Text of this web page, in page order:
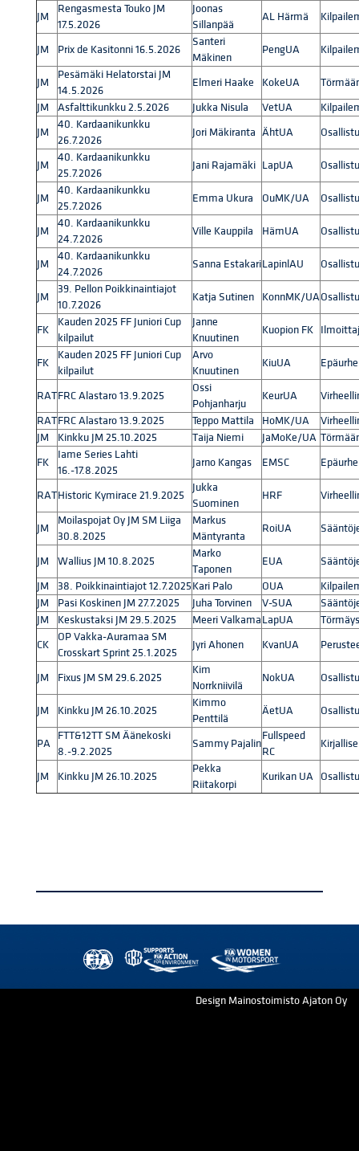
JM
Rengasmesta Touko JM
17.5.2026
Joonas
Sillanpää
AL Härmä
JM Prix de Kasitonni 16.5.2026
Santeri
Mäkinen
PengUA
JM
Pesämäki Helatorstai JM
14.5.2026
Elmeri Haake KokeUA
JM
Asfalttikunkku 2.5.2026 Jukka Nisula VetUA
JM
40. Kardaanikunkku
26.7.2026
Jori Mäkiranta ÄhtUA
JM
40. Kardaanikunkku
25.7.2026
Jani Rajamäki LapUA
JM
40. Kardaanikunkku
25.7.2026
Emma Ukura OuMK/UA
JM
40. Kardaanikunkku
24.7.2026
Ville Kauppila HämUA
JM
40. Kardaanikunkku
24.7.2026
Sanna EstakariLapinlAU
JM
39. Pellon Poikkinaintiajot
10.7.2026
Katja Sutinen KonnMK/UA
FK
Kauden 2025 FF Juniori Cup
kilpailut
Janne
Knuutinen
Kuopion FK
FK
Kauden 2025 FF Juniori Cup
kilpailut
Arvo
Knuutinen
KiuUA
RATFRC Alastaro 13.9.2025
Ossi
Pohjanharju
KeurUA
RATFRC Alastaro 13.9.2025 Teppo Mattila HoMK/UA
JM
Kinkku JM 25.10.2025 Taija Niemi JaMoKe/UA
FK
Iame Series Lahti
16.-17.8.2025
Jarno Kangas EMSC
RATHistoric Kymirace 21.9.2025
Jukka
Suominen
HRF
JM
Moilaspojat Oy JM SM Liiga
30.8.2025
Markus
Mäntyranta
RoiUA
JM Wallius JM 10.8.2025
Marko
Taponen
EUA
JM
38. Poikkinaintiajot 12.7.2025Kari Palo OUA
JM
Pasi Koskinen JM 27.7.2025 Juha Torvinen V-SUA
JM
Keskustaksi JM 29.5.2025 Meeri ValkamaLapUA
CK
OP Vakka-Auramaa SM
Crosskart Sprint 25.1.2025
Jyri Ahonen KvanUA
JM Fixus JM SM 29.6.2025
Kim
Norrkniivilä
NokUA
JM Kinkku JM 26.10.2025
Kimmo
Penttilä
ÄetUA
PA
FTT&12TT SM Äänekoski
8.-9.2.2025
Sammy Pajalin
Fullspeed
RC
JM Kinkku JM 26.10.2025
Pekka
Riitakorpi
Kurikan UA
Design Mainostoimisto Ajaton Oy